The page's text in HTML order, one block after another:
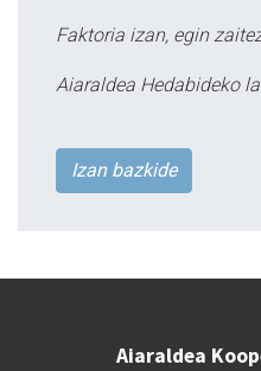
Faktoria izan, egin
Aiaraldea Hedabideko
Izan bazkide
Aiaraldea